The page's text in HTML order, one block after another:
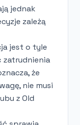
jednak
zależą
jest o tyle
zatrudnienia
że
nie musi
z Old